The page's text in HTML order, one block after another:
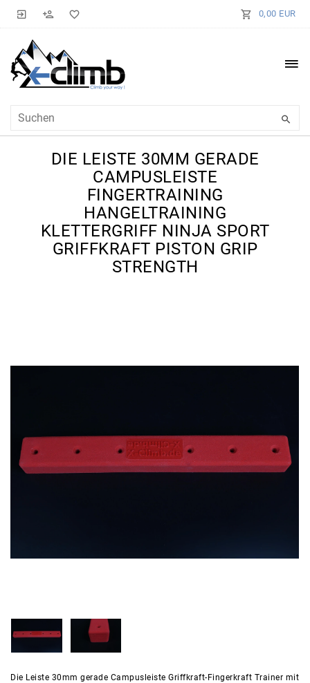
0,00 EUR
DIE LEISTE 30MM GERADE
CAMPUSLEISTE
FINGERTRAINING
HANGELTRAINING
KLETTERGRIFF NINJA SPORT
GRIFFKRAFT PISTON GRIP
STRENGTH
Die Leiste 30mm gerade Campusleiste Griffkraft-Fingerkraft Trainer mit